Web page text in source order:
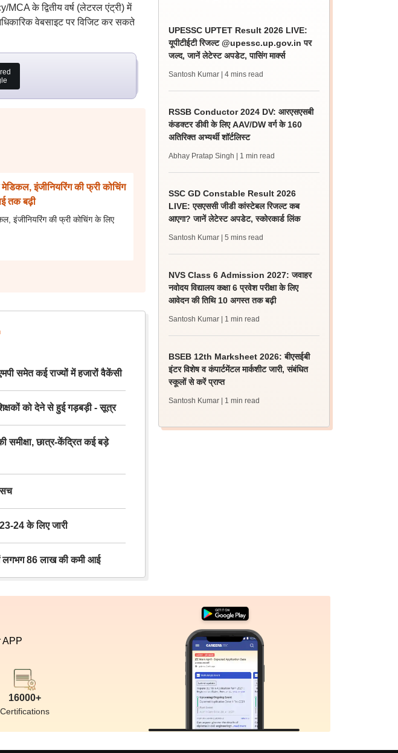
के द्वितीय वर्ष (लेटरल एंट्री) में
वेबसाइट पर विजिट कर सकते
इंजीनियरिंग की फ्री कोचिंग
तक बढ़ी
इंजीनियरिंग की फ्री कोचिंग के लिए
समेत कई राज्यों में हजारों वैकेंसी
को देने से हुई गड़बड़ी - सूत्र
छात्र-केंद्रित कई बड़े
सच
24 के लिए जारी
लगभग 86 लाख की कमी आई
UPESSC UPTET Result 2026 LIVE:
यूपीटीईटी रिजल्ट @upessc.up.gov.in पर
जल्द, जानें लेटेस्ट अपडेट, पासिंग मार्क्स
Santosh Kumar | 4 mins read
RSSB Conductor 2024 DV: आरएसएसबी
कंडक्टर डीवी के लिए AAV/DW वर्ग के 160
अतिरिक्त अभ्यर्थी शॉर्टलिस्ट
Abhay Pratap Singh | 1 min read
SSC GD Constable Result 2026
LIVE: एसएससी जीडी कांस्टेबल रिजल्ट कब
आएगा? जानें लेटेस्ट अपडेट, स्कोरकार्ड लिंक
Santosh Kumar | 5 mins read
NVS Class 6 Admission 2027: जवाहर
नवोदय विद्यालय कक्षा 6 प्रवेश परीक्षा के लिए
आवेदन की तिथि 10 अगस्त तक बढ़ी
Santosh Kumar | 1 min read
BSEB 12th Marksheet 2026: बीएसईबी
इंटर विशेष व कंपार्टमेंटल मार्कशीट जारी, संबंधित
स्कूलों से करें प्राप्त
Santosh Kumar | 1 min read
APP
16000+
Certifications